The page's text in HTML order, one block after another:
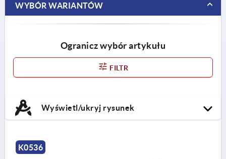
WYBÓR WARIANTÓW
Ogranicz wybór artykułu
FILTR
Wyświetl/ukryj rysunek
K0536